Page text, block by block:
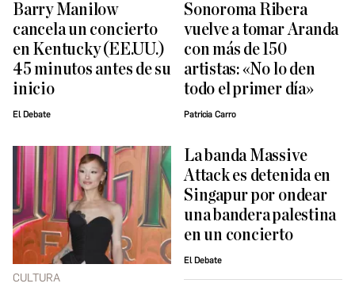
Barry Manilow
cancela un concierto
en Kentucky (EE.UU.)
45 minutos antes de su
inicio
El Debate
Sonoroma Ribera
vuelve a tomar Aranda
con más de 150
artistas: «No lo den
todo el primer día»
Patricia Carro
CULTURA
La banda Massive
Attack es detenida en
Singapur por ondear
una bandera palestina
en un concierto
El Debate